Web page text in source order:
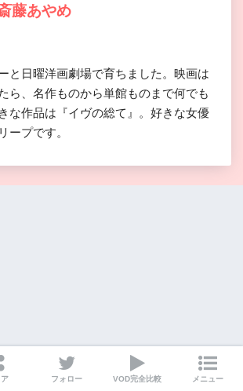
藤あやめ
と日曜洋画劇場で育ちました。映画は
ら、名作ものから単館ものまで何でも
な作品は『イヴの総て』。好きな女優
ープです。
フォロー VOD完全比較 メニュー